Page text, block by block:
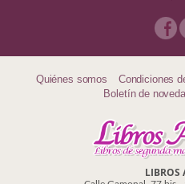
Quiénes somos Condiciones
Boletín de
LIBROS